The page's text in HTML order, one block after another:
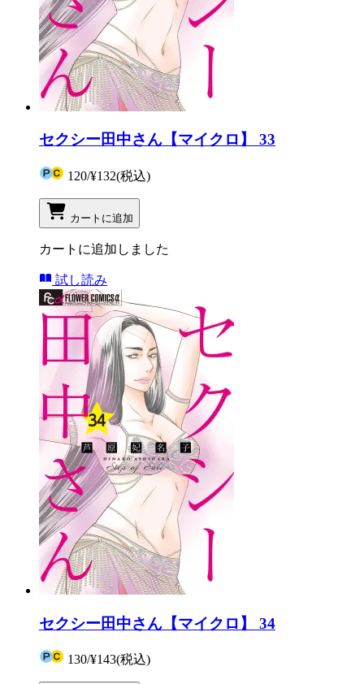
セクシー田中さん【マイクロ】 33
120/¥132(税込)
カートに追加
カートに追加しました
試し読み
セクシー田中さん【マイクロ】 34
130/¥143(税込)